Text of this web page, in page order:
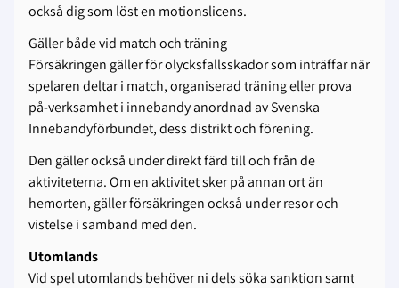
också dig som löst en motionslicens.
Gäller både vid match och träning
Försäkringen gäller för olycksfallsskador som inträffar när
spelaren deltar i match, organiserad träning eller prova
på-verksamhet i innebandy anordnad av Svenska
Innebandyförbundet, dess distrikt och förening.
Den gäller också under direkt färd till och från de
aktiviteterna. Om en aktivitet sker på annan ort än
hemorten, gäller försäkringen också under resor och
vistelse i samband med den.
Utomlands
Vid spel utomlands behöver ni dels söka sanktion samt